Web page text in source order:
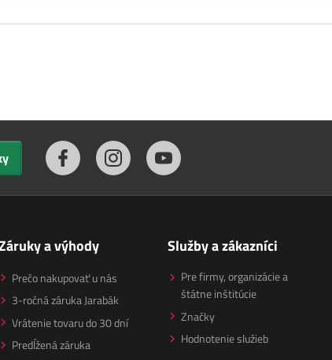
a výhody
Prečo nakupovať u nás
3-ročná záruka Jarabák
Vrátenie tovaru do 30 dní
Predĺžená záruka
Služby a zákazníci
Pre firmy, organizácie a
štátne inštitúcie
Značky
Hodnotenie služieb